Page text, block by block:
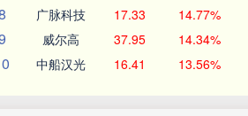
广脉科技 17.33 14.77%
威尔高 37.95 14.34%
中船汉光 16.41 13.56%